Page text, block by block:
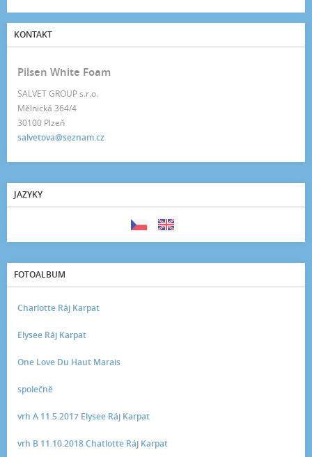
KONTAKT
Pilsen White Foam
SALVET GROUP s.r.o.
Mělnická 364/4
30100 Plzeň
salvetova@seznam.cz
JAZYKY
FOTOALBUM
Charlotte Ráj Karpat
Elysee Ráj Karpat
One Love Du Haut Marais
společně
vrh A 11.5.2017 Elysee Ráj Karpat
vrh B 11.10.2018 Chatlotte Ráj Karpat